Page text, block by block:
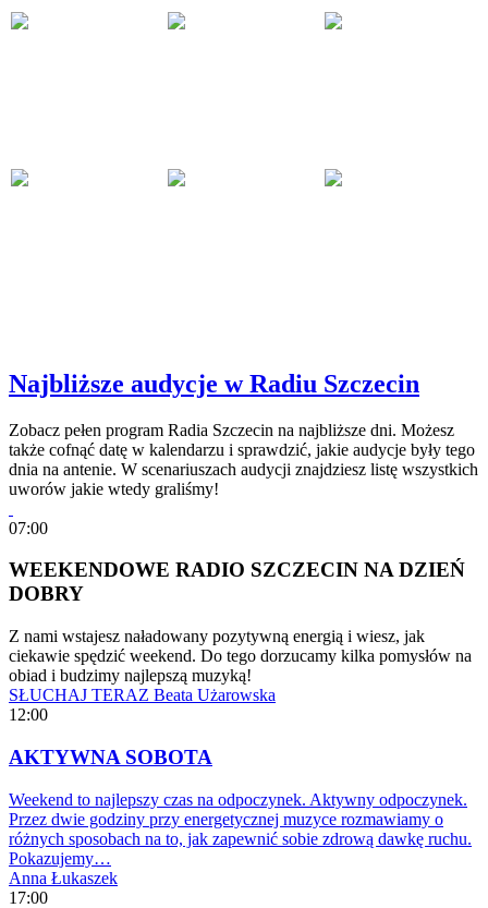
Najbliższe audycje w Radiu Szczecin
Zobacz pełen program Radia Szczecin na najbliższe dni. Możesz
także cofnąć datę w kalendarzu i sprawdzić, jakie audycje były tego
dnia na antenie. W scenariuszach audycji znajdziesz listę wszystkich
uworów jakie wtedy graliśmy!
07:00
WEEKENDOWE RADIO SZCZECIN NA DZIEŃ
DOBRY
Z nami wstajesz naładowany pozytywną energią i wiesz, jak
ciekawie spędzić weekend. Do tego dorzucamy kilka pomysłów na
obiad i budzimy najlepszą muzyką!
SŁUCHAJ TERAZ Beata Użarowska
12:00
AKTYWNA SOBOTA
Weekend to najlepszy czas na odpoczynek. Aktywny odpoczynek.
Przez dwie godziny przy energetycznej muzyce rozmawiamy o
różnych sposobach na to, jak zapewnić sobie zdrową dawkę ruchu.
Pokazujemy…
Anna Łukaszek
17:00